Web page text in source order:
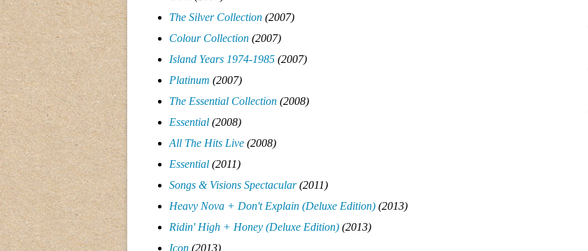
The Silver Collection (2007)
Colour Collection (2007)
Island Years 1974-1985 (2007)
Platinum (2007)
The Essential Collection (2008)
Essential (2008)
All The Hits Live (2008)
Essential (2011)
Songs & Visions Spectacular (2011)
Heavy Nova + Don't Explain (Deluxe Edition) (2013)
Ridin' High + Honey (Deluxe Edition) (2013)
Icon (2013)